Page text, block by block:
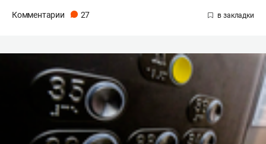
Комментарии 27